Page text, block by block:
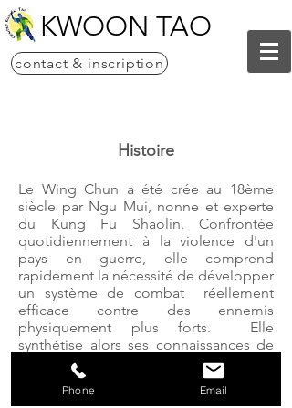
contact & inscription
KWOON TAO
Histoire
Le Wing Chun a été crée au 18ème
siècle par Ngu Mui, nonne et experte
du Kung Fu Shaolin. Confrontée
quotidiennement à la violence d'un
pays en guerre, elle comprend
rapidement la nécessité de développer
un système de combat réellement
efficace contre des ennemis
physiquement plus forts. Elle
synthétise alors ses connaissances de
Kung Fu et met au point son propre
système de combat, qui prend le nom
de sa première disciple: Wing Chun "
Phone Email